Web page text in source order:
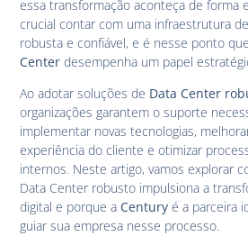
essa transformação aconteça de forma
crucial contar com uma infraestrutura
robusta e confiável, e é nesse ponto
Center desempenha um papel
Ao adotar soluções de Data Center
organizações garantem o suporte
implementar novas tecnologias,
experiência do cliente e otimizar
internos. Neste artigo, vamos explorar
Data Center robusto impulsiona a
digital e porque a Century é a parceira
guiar sua empresa nesse processo.